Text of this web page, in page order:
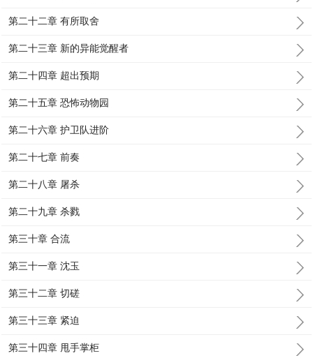
第二十二章 有所取舍
第二十三章 新的异能觉醒者
第二十四章 超出预期
第二十五章 恐怖动物园
第二十六章 护卫队进阶
第二十七章 前奏
第二十八章 屠杀
第二十九章 杀戮
第三十章 合流
第三十一章 沈玉
第三十二章 切磋
第三十三章 紧迫
第三十四章 甩手掌柜